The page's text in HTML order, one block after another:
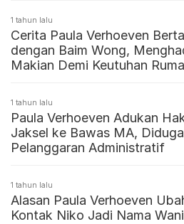
1 tahun lalu
Cerita Paula Verhoeven
dengan Baim Wong,
Makian Demi Keutuhan
1 tahun lalu
Paula Verhoeven Adukan
Jaksel ke Bawas MA,
Pelanggaran Administratif
1 tahun lalu
Alasan Paula Verhoeven
Kontak Niko Jadi Nama